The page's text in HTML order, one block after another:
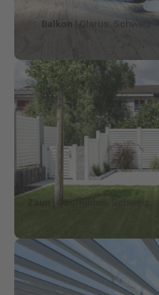
Balkon | Glarus, Schweiz
Zaun | Oberfelden, Schweiz